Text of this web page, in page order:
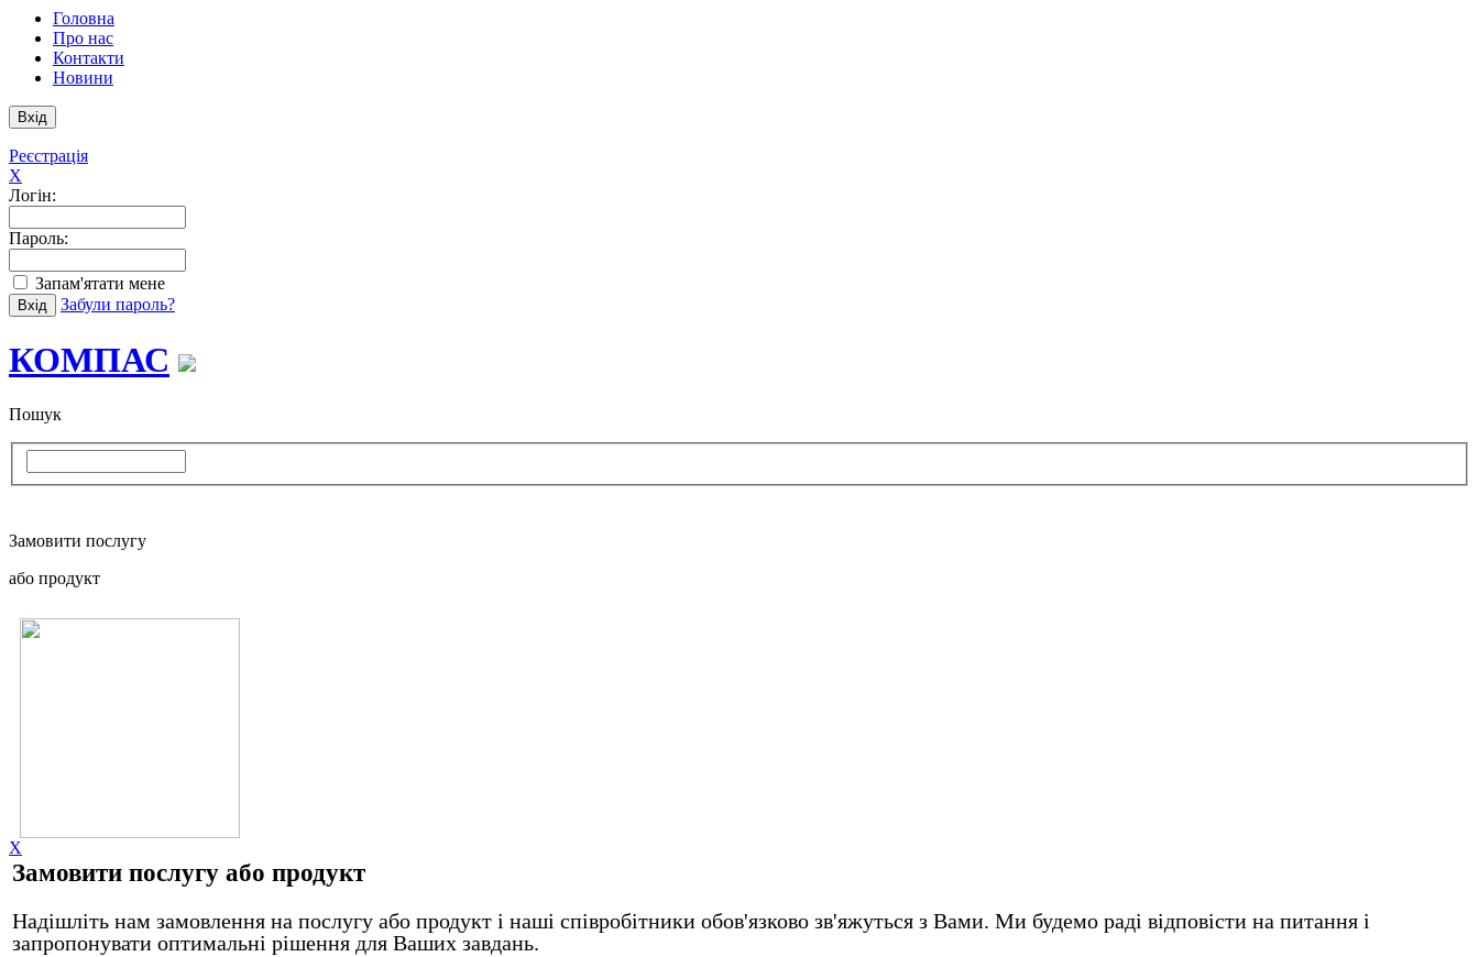
Головна
Про нас
Контакти
Новини
Реєстрація
X
Логін:
Пароль:
Запам'ятати мене
Забули пароль?
КОМПАС
Пошук
Замовити послугу
або продукт
X
Замовити послугу або продукт
Надішліть нам замовлення на послугу або продукт і наші співробітники обов'язково зв'яжуться з Вами. Ми будемо раді відповісти на питання і
запропонувати оптимальні рішення для Ваших завдань.